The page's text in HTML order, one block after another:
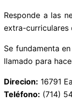
Responde a las
extra-curriculares
Se fundamenta
llamado para
Direcion: 16791
Teléfono: (714)